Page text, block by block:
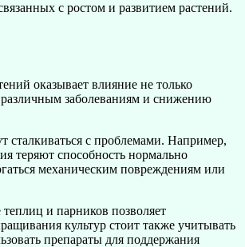
с ростом и развитием растений.
оказывает влияние не только
заболеваниям и снижению
сталкиваться с проблемами. Например,
теряют способность нормально
механическим повреждениям или
и парников позволяет
культур стоит также учитывать
препараты для поддержания